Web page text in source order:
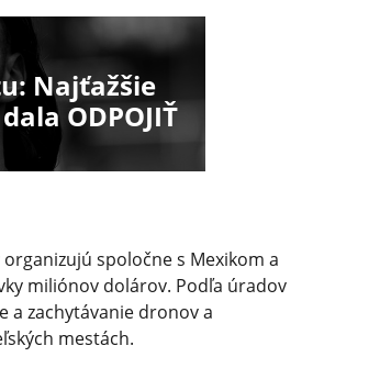
Najťažšie
ODPOJIŤ
spoločne s Mexikom a
miliónov dolárov. Podľa úradov
a zachytávanie dronov a
mestách.